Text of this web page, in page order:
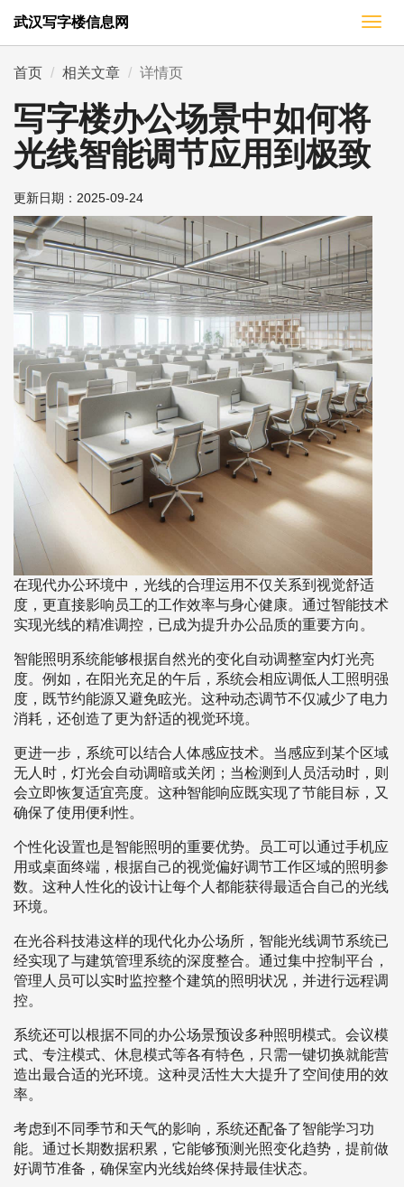
切
换
武汉写字楼信息网
首页 相关文章 详情页
写字楼办公场景中如何将
光线智能调节应用到极致
更新日期： 2025-09-24
在现代办公环境中，光线的合理运用不仅关系到视觉舒适
度，更直接影响员工的工作效率与身心健康。通过智能技术
实现光线的精准调控，已成为提升办公品质的重要方向。
智能照明系统能够根据自然光的变化自动调整室内灯光亮
度。例如，在阳光充足的午后，系统会相应调低人工照明强
度，既节约能源又避免眩光。这种动态调节不仅减少了电力
消耗，还创造了更为舒适的视觉环境。
更进一步，系统可以结合人体感应技术。当感应到某个区域
无人时，灯光会自动调暗或关闭；当检测到人员活动时，则
会立即恢复适宜亮度。这种智能响应既实现了节能目标，又
确保了使用便利性。
个性化设置也是智能照明的重要优势。员工可以通过手机应
用或桌面终端，根据自己的视觉偏好调节工作区域的照明参
数。这种人性化的设计让每个人都能获得最适合自己的光线
环境。
在光谷科技港这样的现代化办公场所，智能光线调节系统已
经实现了与建筑管理系统的深度整合。通过集中控制平台，
管理人员可以实时监控整个建筑的照明状况，并进行远程调
控。
系统还可以根据不同的办公场景预设多种照明模式。会议模
式、专注模式、休息模式等各有特色，只需一键切换就能营
造出最合适的光环境。这种灵活性大大提升了空间使用的效
率。
考虑到不同季节和天气的影响，系统还配备了智能学习功
能。通过长期数据积累，它能够预测光照变化趋势，提前做
好调节准备，确保室内光线始终保持最佳状态。